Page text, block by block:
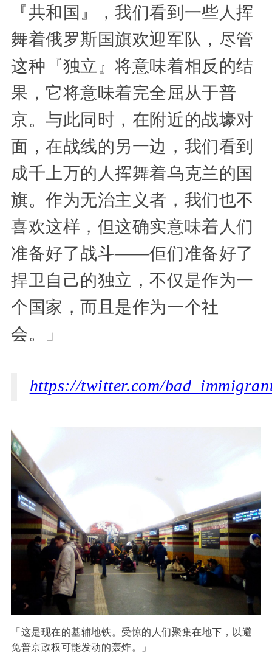
『共和国』，我们看到一些人挥
舞着俄罗斯国旗欢迎军队，尽管
这种『独立』将意味着相反的结
果，它将意味着完全屈从于普
京。与此同时，在附近的战壕对
面，在战线的另一边，我们看到
成千上万的人挥舞着乌克兰的国
旗。作为无治主义者，我们也不
喜欢这样，但这确实意味着人们
准备好了战斗——佢们准备好了
捍卫自己的独立，不仅是作为一
个国家，而且是作为一个社
会。」
https://twitter.com/
「这是现在的基辅地铁。受惊的人们聚集在地下，以避
免普京政权可能发动的轰炸。」